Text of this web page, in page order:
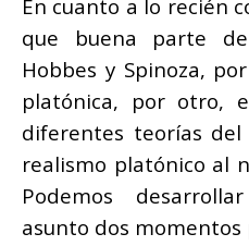
En cuanto a lo recién
que buena parte
Hobbes y Spinoza,
platónica, por otro,
diferentes teorías
realismo platónico al
Podemos
asunto dos momentos